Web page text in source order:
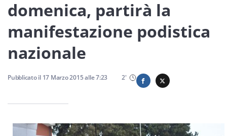
Servizi
nostra newsletter
domenica, partirà la
manifestazione podistica
nazionale
Pubblicato il 17 Marzo 2015alle7:23 2'